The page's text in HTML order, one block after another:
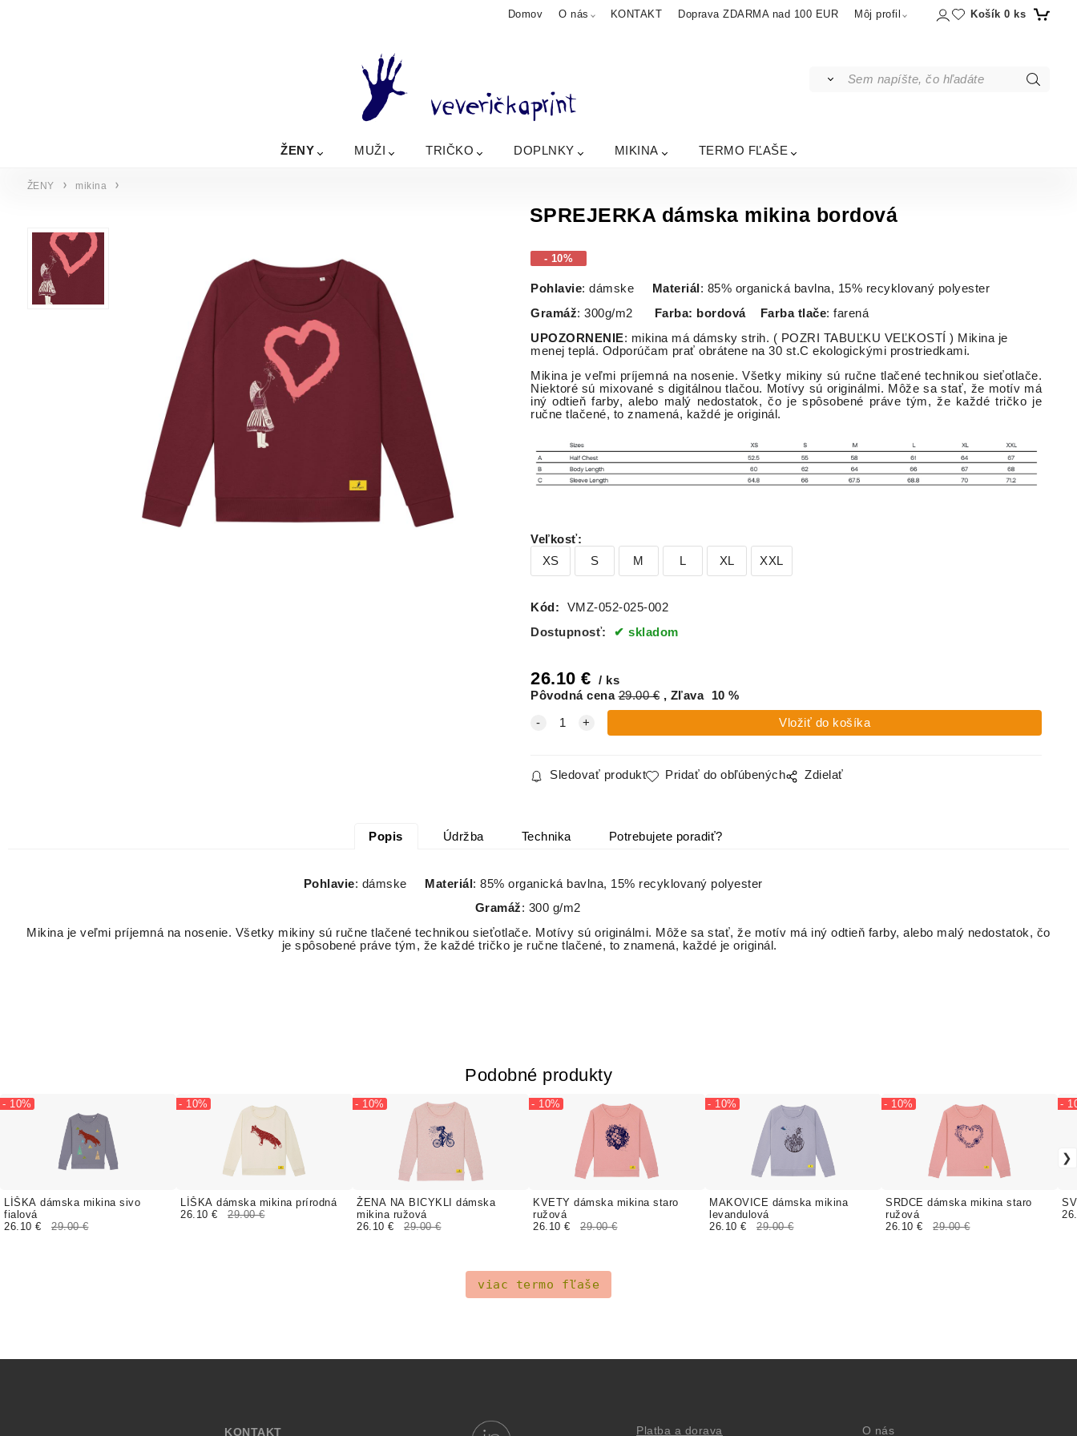
Domov O nás KONTAKT Doprava ZDARMA nad 100 EUR Môj profil Košík 0 ks
ŽENY MUŽI TRIČKO DOPLNKY MIKINA TERMO FĽAŠE
ŽENY mikina
SPREJERKA dámska mikina bordová
- 10%
Pohlavie: dámske Materiál : 85% organická bavlna, 15% recyklovaný polyester
Gramáž: 300g/m2 Farba: bordová Farba tlače: farená
UPOZORNENIE: mikina má dámsky strih. ( POZRI TABUĽKU VEĽKOSTÍ ) Mikina je
menej teplá. Odporúčam prať obrátene na 30 st.C ekologickými prostriedkami.
Mikina je veľmi príjemná na nosenie. Všetky mikiny sú ručne tlačené technikou sieťotlače.
Niektoré sú mixované s digitálnou tlačou. Motívy sú originálmi. Môže sa stať, že motív má
iný odtieň farby, alebo malý nedostatok, čo je spôsobené práve tým, že každé tričko je
ručne tlačené, to znamená, každé je originál.
Veľkosť:
XS
S M L XL XXL
Kód:
VMZ-052-025-002
Dostupnosť:
skladom
26.10 €
ks
Pôvodná cena 29.00€ Zľava 10 %
Sledovať produkt Pridať do obľúbených Zdielať
Popis Údržba Technika Potrebujete poradiť?
Pohlavie: dámske Materiál: 85% organická bavlna, 15% recyklovaný polyester
Gramáž: 300 g/m2
Mikina je veľmi príjemná na nosenie. Všetky mikiny sú ručne tlačené technikou sieťotlače. Motívy sú originálmi. Môže sa stať, že motív má iný odtieň farby, alebo malý nedostatok, čo
je spôsobené práve tým, že každé tričko je ručne tlačené, to znamená, každé je originál.
Podobné produkty
LÍŠKA dámska mikina sivo
fialová
- 10%
26.10 € 29.00 €
LÍŠKA dámska mikina prírodná
- 10%
26.10 € 29.00 €
ŽENA NA BICYKLI dámska
mikina ružová
- 10%
26.10 € 29.00 €
KVETY dámska mikina staro
ružová
- 10%
26.10 € 29.00 €
MAKOVICE dámska mikina
levandulová
- 10%
26.10 € 29.00 €
SRDCE dámska mikina staro
ružová
- 10%
26.10 € 29.00 €
-
viac termo fľaše
KONTAKT Platba a dorava O nás